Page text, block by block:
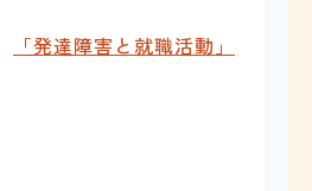
「発達障害と就職活動」